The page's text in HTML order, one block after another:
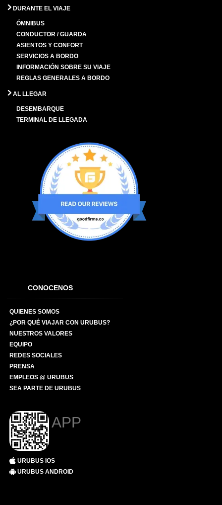
DURANTE EL VIAJE
ÓMNIBUS
CONDUCTOR / GUARDA
ASIENTOS Y CONFORT
SERVICIOS A BORDO
INFORMACIÓN SOBRE SU VIAJE
REGLAS GENERALES A BORDO
AL LLEGAR
DESEMBARQUE
TERMINAL DE LLEGADA
CONOCENOS
QUIENES SOMOS
¿POR QUÉ VIAJAR CON URUBUS?
NUESTROS VALORES
EQUIPO
REDES SOCIALES
PRENSA
EMPLEOS @ URUBUS
SEA PARTE DE URUBUS
APP
URUBUS IOS
URUBUS ANDROID